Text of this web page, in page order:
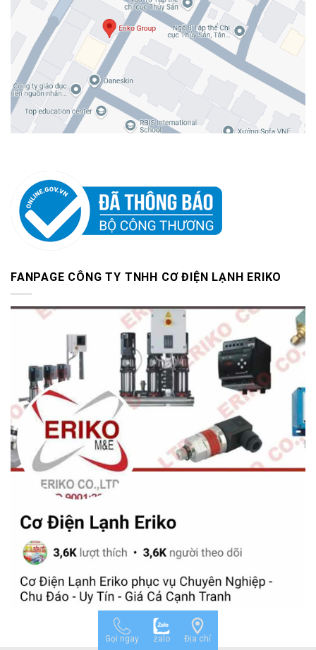
FANPAGE CÔNG TY TNHH CƠ ĐIỆN LẠNH ERIKO
Gọi ngay zalo Địa chỉ